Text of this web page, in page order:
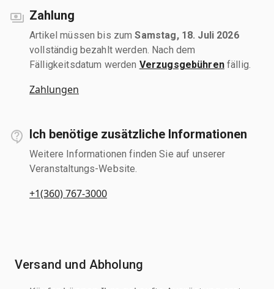
Zahlung
Artikel müssen bis zumSamstag, 18. Juli 2026
vollständig bezahlt werden. Nach dem
Fälligkeitsdatum werden Verzugsgebührenfällig.
Zahlungen
Ich benötige zusätzliche Informationen
Weitere Informationen finden Sie auf unserer
Veranstaltungs-Website.
+1(360) 767-3000
Versand und Abholung